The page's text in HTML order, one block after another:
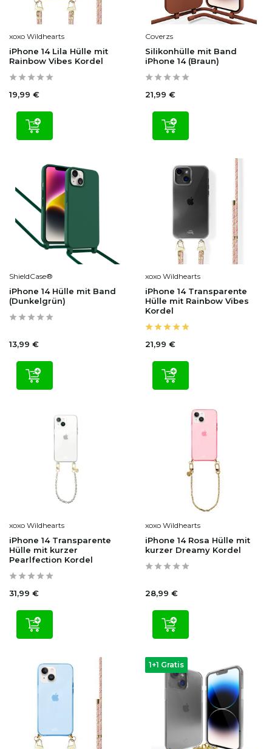
xoxo Wildhearts
iPhone 14 Lila Hülle mit
Rainbow Vibes Kordel
19,99 €
Coverzs
Silikonhülle mit Band
iPhone 14 (Braun)
21,99 €
ShieldCase®
iPhone 14 Hülle mit Band
(Dunkelgrün)
13,99 €
xoxo Wildhearts
iPhone 14 Transparente
Hülle mit Rainbow Vibes
Kordel
21,99 €
xoxo Wildhearts
iPhone 14 Transparente
Hülle mit kurzer
Pearlfection Kordel
31,99 €
xoxo Wildhearts
iPhone 14 Rosa Hülle mit
kurzer Dreamy Kordel
28,99 €
1+1 Gratis